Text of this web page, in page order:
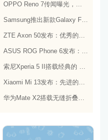
OPPO Reno 7传闻曝光，或将采用更为出色的摄像头和实用功能
Samsung推出新款Galaxy Fold 3，采用更灵活的折叠屏技术和更高效的处理器
ZTE Axon 50发布：优秀的相机和音效表现
ASUS ROG Phone 6发布：突破性的游戏性能和出众的音频效果
索尼Xperia 5 II搭载经典的 OLED屏幕 和三摄相机，表现非常出色
Xiaomi Mi 13发布：先进的屏幕技术和高性能处理器
华为Mate X2搭载无缝折叠屏幕，支持5G网络和麒麟9000 5G处理器